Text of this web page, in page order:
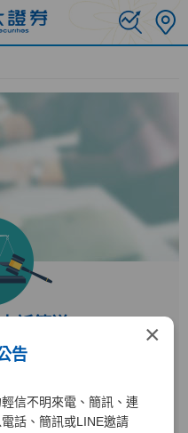
×
告
信不明來電、簡訊、連
話、簡訊或LINE邀請